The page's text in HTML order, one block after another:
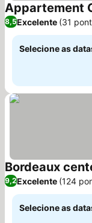
Appartement
8,5Excelente (31
Selecione as
Bordeaux
9,2Excelente (124
Selecione as